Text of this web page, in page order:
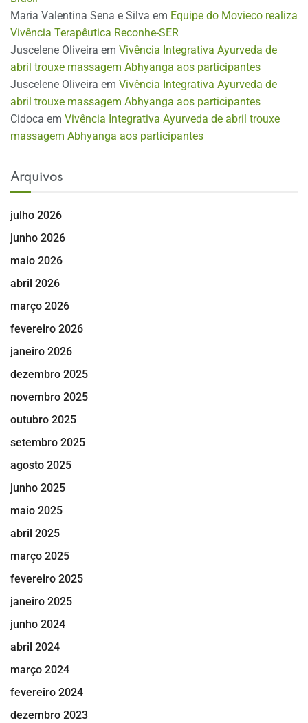
Maria Valentina Sena e Silva em Equipe do Movieco realiza
Vivência Terapêutica Reconhe-SER
Juscelene Oliveira em Vivência Integrativa Ayurveda de
abril trouxe massagem Abhyanga aos participantes
Juscelene Oliveira em Vivência Integrativa Ayurveda de
abril trouxe massagem Abhyanga aos participantes
Cidoca em Vivência Integrativa Ayurveda de abril trouxe
massagem Abhyanga aos participantes
Arquivos
julho 2026
junho 2026
maio 2026
abril 2026
março 2026
fevereiro 2026
janeiro 2026
dezembro 2025
novembro 2025
outubro 2025
setembro 2025
agosto 2025
junho 2025
maio 2025
abril 2025
março 2025
fevereiro 2025
janeiro 2025
junho 2024
abril 2024
março 2024
fevereiro 2024
dezembro 2023